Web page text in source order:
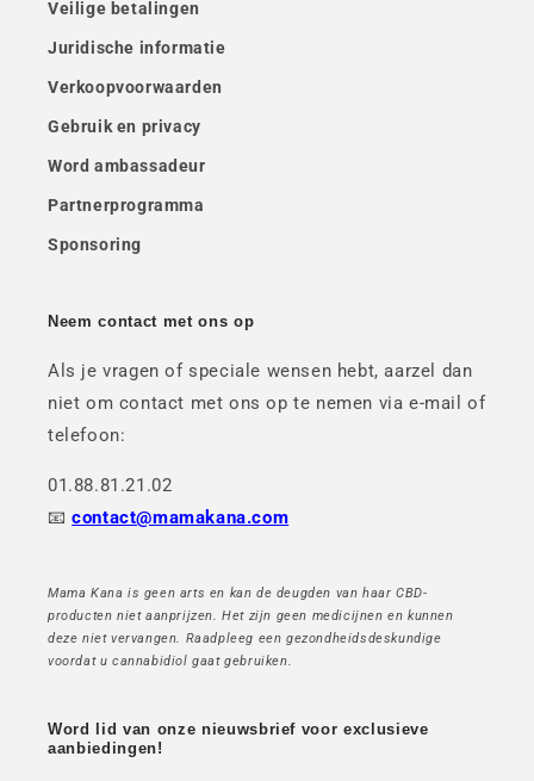
Veilige betalingen
Juridische informatie
Verkoopvoorwaarden
Gebruik en privacy
Word ambassadeur
Partnerprogramma
Sponsoring
Neem contact met ons op
Als je vragen of speciale wensen hebt, aarzel dan
niet om contact met ons op te nemen via e-mail of
telefoon:
01.88.81.21.02
📧contact@mamakana.com
Mama Kana is geen arts en kan de deugden van haar CBD-
producten niet aanprijzen. Het zijn geen medicijnen en kunnen
deze niet vervangen. Raadpleeg een gezondheidsdeskundige
voordat u cannabidiol gaat gebruiken.
Word lid van onze nieuwsbrief voor exclusieve
aanbiedingen!